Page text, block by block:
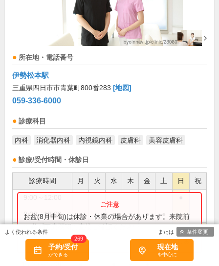
所在地・電話番号
伊勢松本駅
三重県四日市市青葉町800番283 [地図]
059-336-6000
診療科目
内科 消化器内科 内視鏡内科 皮膚科 美容皮膚科
診療/受付時間・休診日
診療時間 月 火 水 木 金 土 日 祝
9:00～13:00 ● ● ● ●
12:00～15:00 ●
13:00～15:00 ● ●
お盆(8月中旬)は休診・休業の場合があります。来院前
に必ず医療機関に直接ご確認ください。
×閉じる
予約/受付
269
現在地
条件変更